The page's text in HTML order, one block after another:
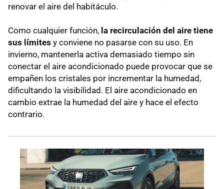
renovar el aire del habitáculo.
Como cualquier función, la recirculación del aire tiene
sus límites y conviene no pasarse con su uso. En
invierno, mantenerla activa demasiado tiempo sin
conectar el aire acondicionado puede provocar que se
empañen los cristales por incrementar la humedad,
dificultando la visibilidad. El aire acondicionado en
cambio extrae la humedad del aire y hace el efecto
contrario.